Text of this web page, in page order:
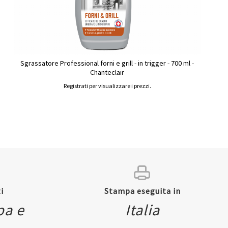
Sgrassatore Professional forni e grill - in trigger - 700 ml -
Chanteclair
Registrati per visualizzare i prezzi.
e
Stampa eseguita in
Italia